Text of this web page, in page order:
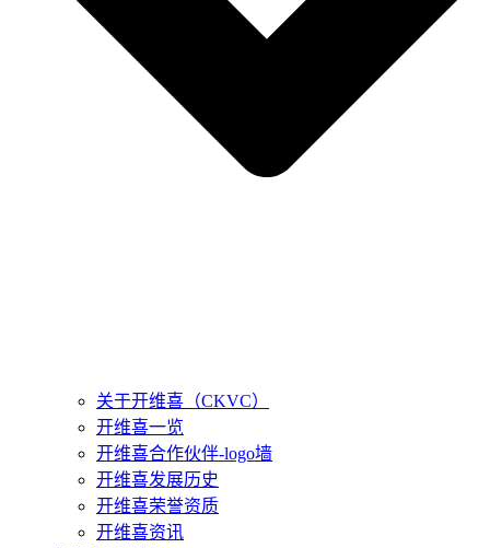
关于开维喜（CKVC）
开维喜一览
开维喜合作伙伴-logo墙
开维喜发展历史
开维喜荣誉资质
开维喜资讯